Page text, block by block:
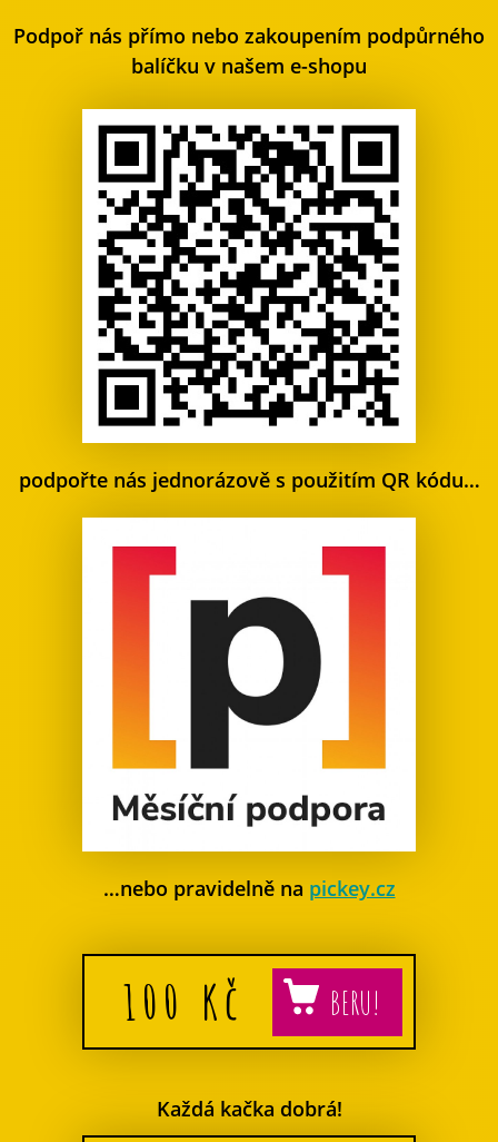
Podpoř nás přímo nebo zakoupením podpůrného
balíčku v našem e-shopu
podpořte nás jednorázově s použitím QR kódu…
…nebo pravidelně na pickey.cz
100 Kč
Každá kačka dobrá!